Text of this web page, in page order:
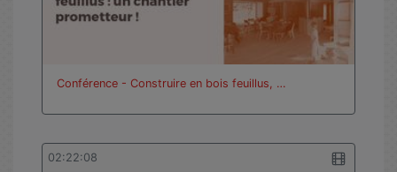
Conférence - Construire en bois feuillus, …
02:22:08